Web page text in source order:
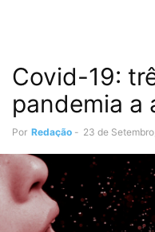
Covid-19:
pandemia a
Por Redação - 23 de